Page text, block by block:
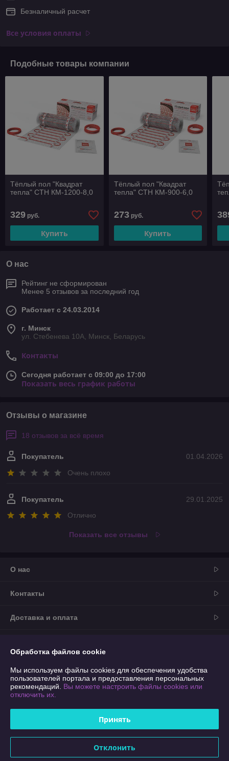
Безналичный расчет
Все условия оплаты
Подобные товары компании
Тёплый пол "Квадрат
тепла" СТН КМ-1200-8,0
329 руб.
Купить
Тёплый пол "Квадрат
тепла" СТН КМ-900-6,0
273руб.
Купить
О нас
Рейтинг не сформирован
Менее 5 отзывов за последний год
Работает с 24.03.2014
г. Минск
ул. Стебенева 10А, Минск, Беларусь
Контакты
Сегодня работает с 09:00 до 17:00
Показать весь график работы
Отзывы о магазине
18 отзывов за всё время
01.04.2026
Покупатель
Очень плохо
29.01.2025
Покупатель
Отлично
Показать все отзывы
О нас
Контакты
Доставка и оплата
Политика обработки cookies
Юридическое лицо:ООО "ПрофильМаркет"
Обработка файлов cookie
Мы используем файлы cookies для обеспечения удобства
пользователей портала и предоставления персональных
рекомендаций. Вы можете настроить файлы cookies или
отключить их.
Принять
Отклонить